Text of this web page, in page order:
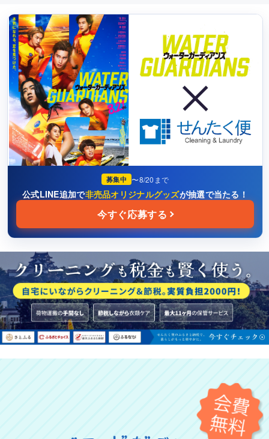
1 今回メインでクリーニングに出したいものは？
衣類（コート・スーツ
等）
布団・毛布
靴・スニーカー 浴衣・ホビーなど
2 衣類はだいたい何着くらいありますか？
5着くらい
15着以上
3 保管サービスを利用しますか？
いいえ（すぐに受け取る）
募集中 〜8/20まで
公式LINE追加で非売品オリジナルグッズが抽選で当たる！
今すぐ応募する